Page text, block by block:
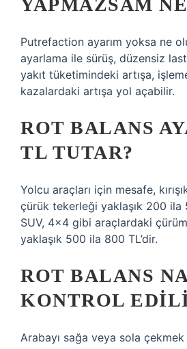
YAPMAZSAM
Putrefaction ayarım yoksa ne
ayarlama ile sürüş, düzensiz
yakıt tüketimindeki artışa,
kazalardaki artışa yol açabilir.
ROT BALANS
TL TUTAR?
Yolcu araçları için mesafe,
çürük tekerleği yaklaşık 200 ila
SUV, 4×4 gibi araçlardaki
yaklaşık 500 ila 800 TL’dir.
ROT BALANS
KONTROL
Arabayı sağa veya sola